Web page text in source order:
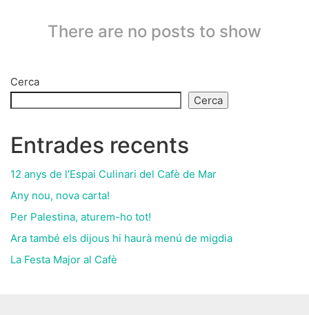
There are no posts to show
Cerca
Cerca
Entrades recents
12 anys de l’Espai Culinari del Cafè de Mar
Any nou, nova carta!
Per Palestina, aturem-ho tot!
Ara també els dijous hi haurà menú de migdia
La Festa Major al Cafè